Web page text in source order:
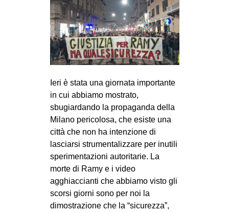
MSM
STUDENTI TSUNAMI
ZAM
MOBILITAZIONI
SPAZI
SPORT POPOLARE
MOVIMENTI
AMBIENTE
ANTIFASCISMO
DIRITTO ALL’ABITARE
Ieri è stata una giornata importante
in cui abbiamo mostrato,
sbugiardando la propaganda della
Milano pericolosa, che esiste una
città che non ha intenzione di
lasciarsi strumentalizzare per inutili
sperimentazioni autoritarie. La
morte di Ramy e i video
agghiaccianti che abbiamo visto gli
scorsi giorni sono per noi la
dimostrazione che la “sicurezza”,